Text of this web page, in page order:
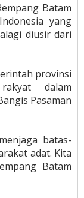
Batam
yang
diusir dari
provinsi
dalam
Pasaman
batas-
adat. Kita
Batam